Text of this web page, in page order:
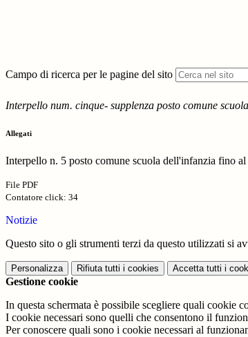
Campo di ricerca per le pagine del sito
Interpello num. cinque- supplenza posto comune
Allegati
Interpello n. 5 posto comune scuola dell'infanzia fino
File PDF
Contatore click: 34
Notizie
Questo sito o gli strumenti terzi da questo utilizzati si
Personalizza Rifiuta tutti i cookies Accetta tutti i
Gestione cookie
In questa schermata è possibile scegliere quali cookie
I cookie necessari sono quelli che consentono il
Per conoscere quali sono i cookie necessari al